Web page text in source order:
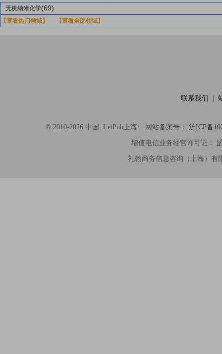
无机纳米化学(69)
【查看热门领域】 【查看全部领域】
联系我们
© 2010-2026 中国: LetPub上海网站备案号： 沪ICP备
增值电信业务经营许可证：
礼翰商务信息咨询（上海）